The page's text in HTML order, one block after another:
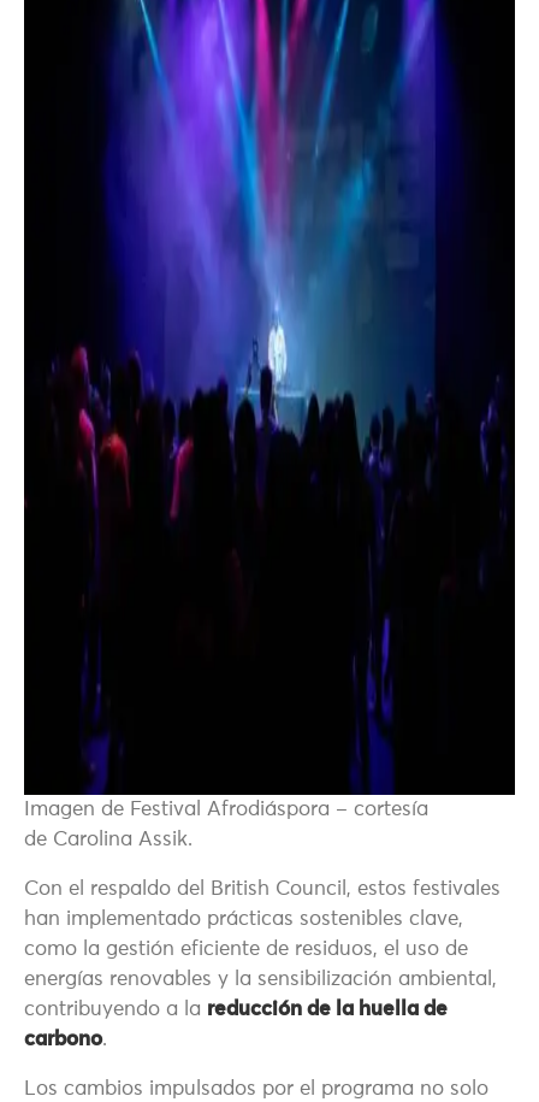
Imagen de Festival Afrodiáspora – cortesía
de Carolina Assik.
Con el respaldo del British Council, estos festivales
han implementado prácticas sostenibles clave,
como la gestión eficiente de residuos, el uso de
energías renovables y la sensibilización ambiental,
contribuyendo a la reducción de la huella de
carbono.
Los cambios impulsados por el programa no solo